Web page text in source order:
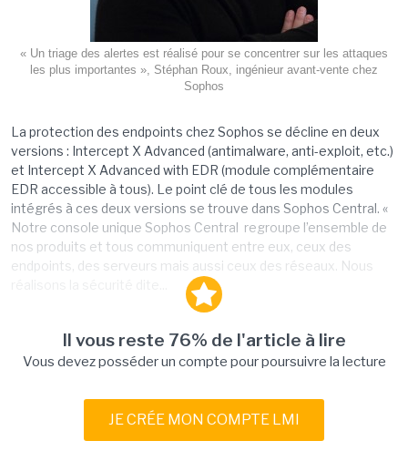
« Un triage des alertes est réalisé pour se concentrer sur les attaques
les plus importantes », Stéphan Roux, ingénieur avant-vente chez
Sophos
La protection des endpoints chez Sophos se décline en deux
versions : Intercept X Advanced (antimalware, anti-exploit, etc.)
et Intercept X Advanced with EDR (module complémentaire
EDR accessible à tous). Le point clé de tous les modules
intégrés à ces deux versions se trouve dans Sophos Central. «
Notre console unique Sophos Central regroupe l’ensemble de
nos produits et tous communiquent entre eux, ceux des
endpoints, des serveurs mais aussi ceux des réseaux. Nous
Il vous reste 76% de l'article à lire
Vous devez posséder un compte pour poursuivre la lecture
JE CRÉE MON COMPTE LMI